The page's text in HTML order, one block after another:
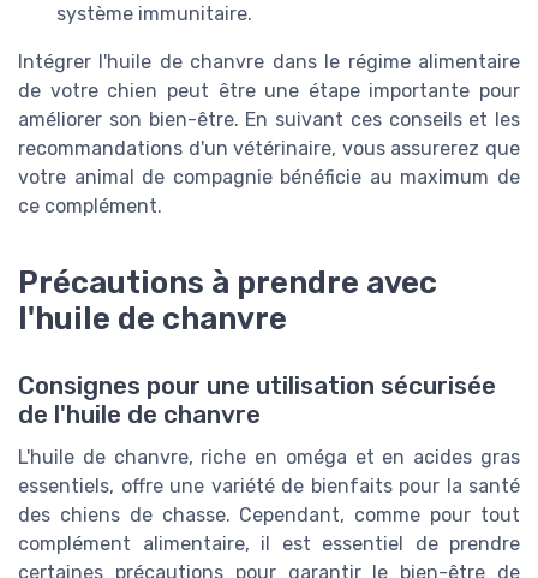
système immunitaire.
Intégrer l'huile de chanvre dans le régime alimentaire
de votre chien peut être une étape importante pour
améliorer son bien-être. En suivant ces conseils et les
recommandations d'un vétérinaire, vous assurerez que
votre animal de compagnie bénéficie au maximum de
ce complément.
Précautions à prendre avec
l'huile de chanvre
Consignes pour une utilisation sécurisée
de l'huile de chanvre
L'huile de chanvre, riche en oméga et en acides gras
essentiels, offre une variété de bienfaits pour la santé
des chiens de chasse. Cependant, comme pour tout
complément alimentaire, il est essentiel de prendre
certaines précautions pour garantir le bien-être de